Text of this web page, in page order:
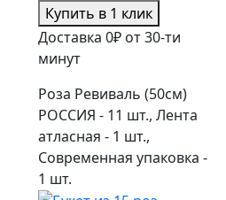
Купить в 1 клик
Доставка 0₽ от 30-ти
минут
Роза Ревиваль (50см)
РОССИЯ - 11 шт., Лента
атласная - 1 шт.,
Современная упаковка -
1 шт.